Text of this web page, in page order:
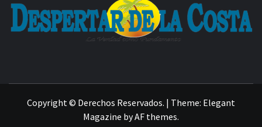
Copyright © Derechos Reservados. | Theme: Elegant
Magazine byAF themes.